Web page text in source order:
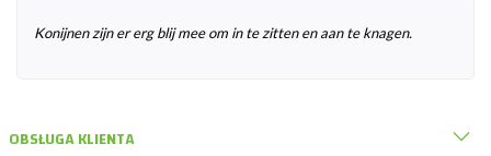
Konijnen zijn er erg blij mee om in te zitten en aan te knagen.
OBSŁUGA KLIENTA